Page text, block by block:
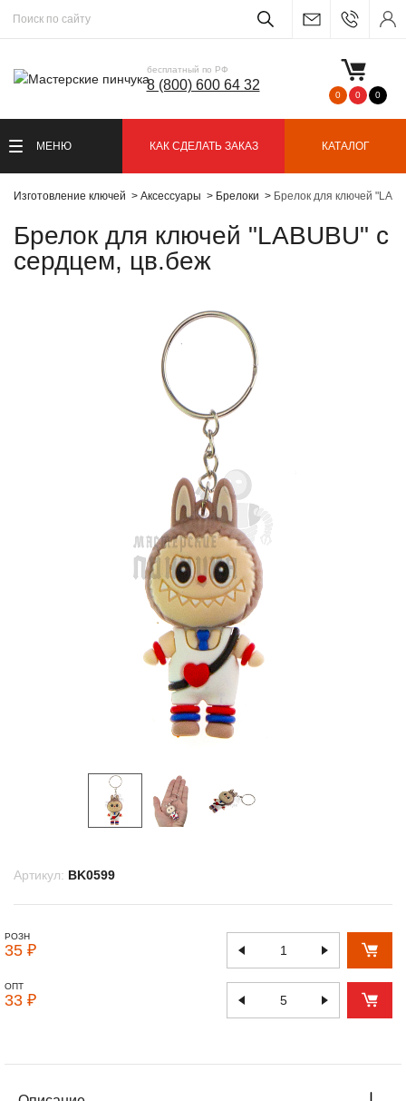
бесплатный по РФ
8 (800) 600 64 32
0 0 0
МЕНЮ КАК СДЕЛАТЬ ЗАКАЗ КАТАЛОГ
Изготовление ключей Аксессуары Брелоки Брелок для ключей
Брелок для ключей "LABUBU" с
сердцем, цв.беж
Артикул: BK0599
РОЗН
35 ₽
ОПТ
33 ₽